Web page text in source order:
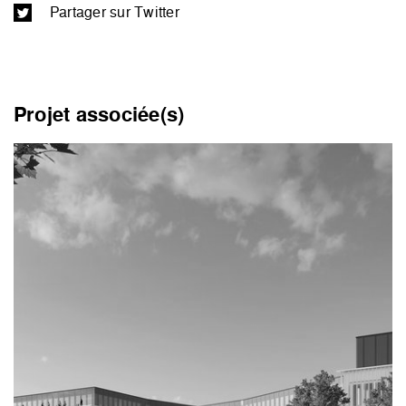
Partager sur Twitter
Projet associée(s)